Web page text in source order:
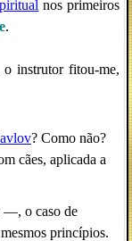
nos primeiros
.
instrutor fitou-me,
? Como não?
cães, aplicada a
—, o caso de
princípios.